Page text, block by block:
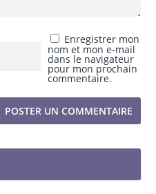
Enregistrer mon
nom et mon e-mail
dans le navigateur
pour mon prochain
commentaire.